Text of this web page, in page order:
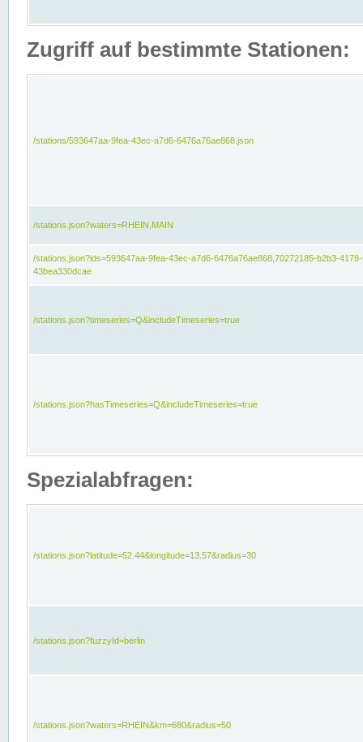
Zugriff auf bestimmte Stationen:
/stations/593647aa-9fea-43ec-a7d6-6476a76ae868.json
/stations.json?waters=RHEIN,MAIN
/stations.json?ids=593647aa-9fea-43ec-a7d6-6476a76ae868,70272185-b2b3-
43bea330dcae
/stations.json?timeseries=Q&includeTimeseries=true
/stations.json?hasTimeseries=Q&includeTimeseries=true
Spezialabfragen:
/stations.json?latitude=52.44&longitude=13.57&radius=30
/stations.json?fuzzyId=berlin
/stations.json?waters=RHEIN&km=680&radius=50